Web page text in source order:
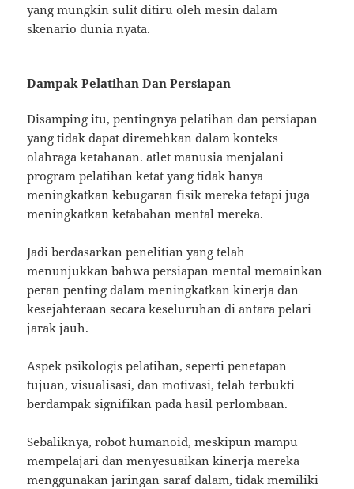
yang mungkin sulit ditiru oleh mesin dalam
skenario dunia nyata.
Dampak Pelatihan Dan Persiapan
Disamping itu, pentingnya pelatihan dan persiapan
yang tidak dapat diremehkan dalam konteks
olahraga ketahanan. atlet manusia menjalani
program pelatihan ketat yang tidak hanya
meningkatkan kebugaran fisik mereka tetapi juga
meningkatkan ketabahan mental mereka.
Jadi berdasarkan penelitian yang telah
menunjukkan bahwa persiapan mental memainkan
peran penting dalam meningkatkan kinerja dan
kesejahteraan secara keseluruhan di antara pelari
jarak jauh.
Aspek psikologis pelatihan, seperti penetapan
tujuan, visualisasi, dan motivasi, telah terbukti
berdampak signifikan pada hasil perlombaan.
Sebaliknya, robot humanoid, meskipun mampu
mempelajari dan menyesuaikan kinerja mereka
menggunakan jaringan saraf dalam, tidak memiliki